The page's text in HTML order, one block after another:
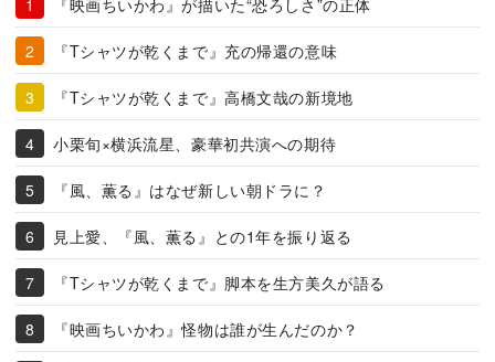
『Tシャツが乾くまで』充の帰還の意味
『Tシャツが乾くまで』高橋文哉の新境地
小栗旬×横浜流星、豪華初共演への期待
『風、薫る』はなぜ新しい朝ドラに？
見上愛、『風、薫る』との1年を振り返る
『Tシャツが乾くまで』脚本を生方美久が語る
『映画ちいかわ』怪物は誰が生んだのか？